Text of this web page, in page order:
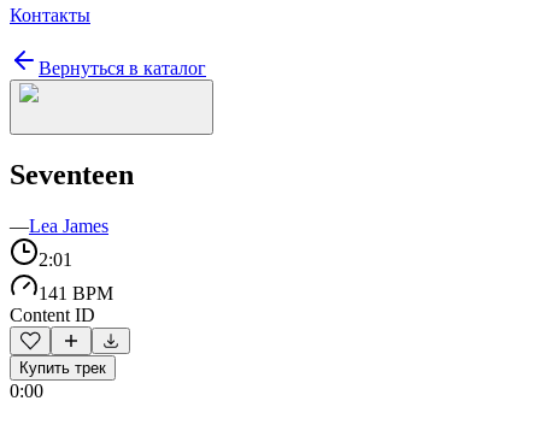
Контакты
Вернуться в каталог
Seventeen
—Lea James
2:01
141 BPM
Content ID
Купить трек
0:00